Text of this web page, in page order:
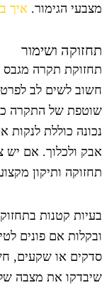
הגימור. איך
ושימור
תקרה מגבס
לשים לב
של התקרה
כוללת לנקות
ולכלוך. אם יש
ותיקון
קטנות
אם פונים
או שקעים,
את מצבה של